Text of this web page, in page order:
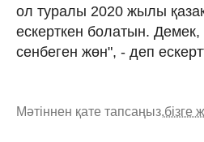
ол туралы 2020 жылы
ескерткен болатын. Демек,
сенбеген жөн", - деп
Мәтіннен қате тапсаңыз,бізге